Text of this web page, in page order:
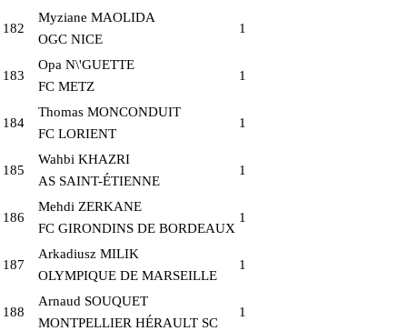
182
Myziane MAOLIDA
OGC NICE
1
183
Opa N\'GUETTE
FC METZ
1
184
Thomas MONCONDUIT
FC LORIENT
1
185
Wahbi KHAZRI
AS SAINT-ÉTIENNE
1
186
Mehdi ZERKANE
FC GIRONDINS DE BORDEAUX
1
187
Arkadiusz MILIK
OLYMPIQUE DE MARSEILLE
1
188
Arnaud SOUQUET
MONTPELLIER HÉRAULT SC
1